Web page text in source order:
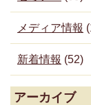
メディア情報
新着情報 (52)
アーカイブ